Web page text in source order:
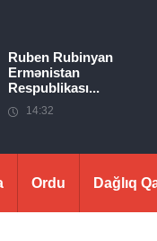
Ruben Rubinyan
Ermənistan
Respublikası...
14:32
Ordu Dağlıq